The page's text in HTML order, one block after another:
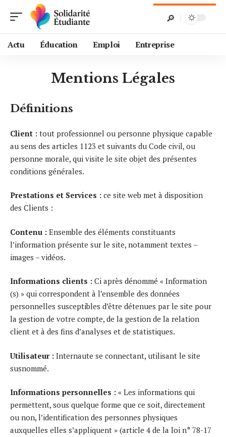
Actu Éducation Emploi Entreprise
Mentions Légales
Définitions
Client : tout professionnel ou personne physique capable
au sens des articles 1123 et suivants du Code civil, ou
personne morale, qui visite le site objet des présentes
conditions générales.
Prestations et Services : ce site web met à disposition
des Clients :
Contenu : Ensemble des éléments constituants
l’information présente sur le site, notamment textes –
images – vidéos.
Informations clients : Ci après dénommé « Information
(s) » qui correspondent à l’ensemble des données
personnelles susceptibles d’être détenues par le site pour
la gestion de votre compte, de la gestion de la relation
client et à des fins d’analyses et de statistiques.
Utilisateur : Internaute se connectant, utilisant le site
susnommé.
Informations personnelles : « Les informations qui
permettent, sous quelque forme que ce soit, directement
ou non, l’identification des personnes physiques
auxquelles elles s’appliquent » (article 4 de la loi n° 78-17